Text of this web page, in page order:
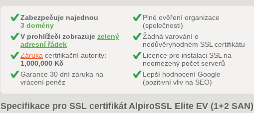
Zabezpečuje najednou
3 domény
Plné ověření organizace
(společnosti)
V prohlížeči zobrazuje zelený
adresní řádek
Žádná varování o
nedůvěryhodném SSL certifikátu
Záruka certifikační autority:
1,000,000 Kč
Licence pro instalaci SSL na
neomezený počet serverů
Garance 30 dní záruka na
vrácení peněz
Lepší hodnocení Google
(pozitivní vliv na SEO)
Specifikace pro SSL certifikát AlpiroSSL Elite EV (1+2 SAN)